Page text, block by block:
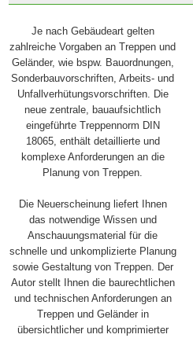
Je nach Gebäudeart gelten
zahlreiche Vorgaben an Treppen und
Geländer, wie bspw. Bauordnungen,
Sonderbauvorschriften, Arbeits- und
Unfallverhütungsvorschriften. Die
neue zentrale, bauaufsichtlich
eingeführte Treppennorm DIN
18065, enthält detaillierte und
komplexe Anforderungen an die
Planung von Treppen.
Die Neuerscheinung liefert Ihnen
das notwendige Wissen und
Anschauungsmaterial für die
schnelle und unkomplizierte Planung
sowie Gestaltung von Treppen. Der
Autor stellt Ihnen die baurechtlichen
und technischen Anforderungen an
Treppen und Geländer in
übersichtlicher und komprimierter